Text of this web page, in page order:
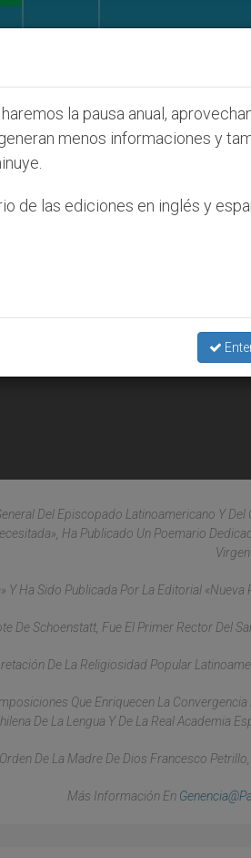
ONU se pronuncia
Latinoamericano
Del Episcopado Latinoamericano Y Del
Ha Publicado Un Poemario
Ha Sido Publicada Por La Editorial «Nueva
De Schoenstatt, Fue El Primer Rector Del
De La Religiosidad Popular
Que Enriquecen La Convergencia
De La Lengua Y De La Real Academia
De La Madre De Dios Francesco Petrillo,
Más Información En
la pausa anual,
menos informaciones y
de las ediciones en inglés y